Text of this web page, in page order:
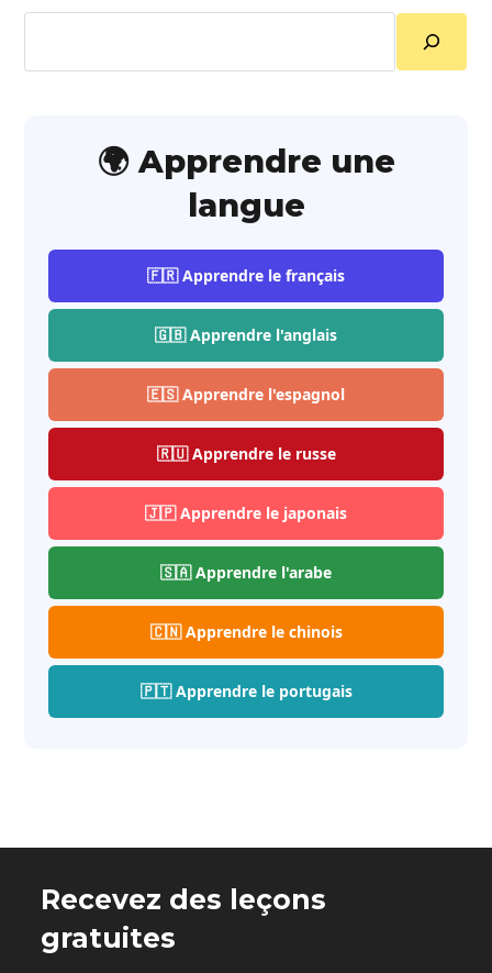
🌍 Apprendre une
langue
🇫🇷 Apprendre le français
🇬🇧 Apprendre l'anglais
🇪🇸 Apprendre l'espagnol
🇷🇺 Apprendre le russe
🇯🇵 Apprendre le japonais
🇸🇦 Apprendre l'arabe
🇨🇳 Apprendre le chinois
🇵🇹 Apprendre le portugais
Recevez des leçons
gratuites